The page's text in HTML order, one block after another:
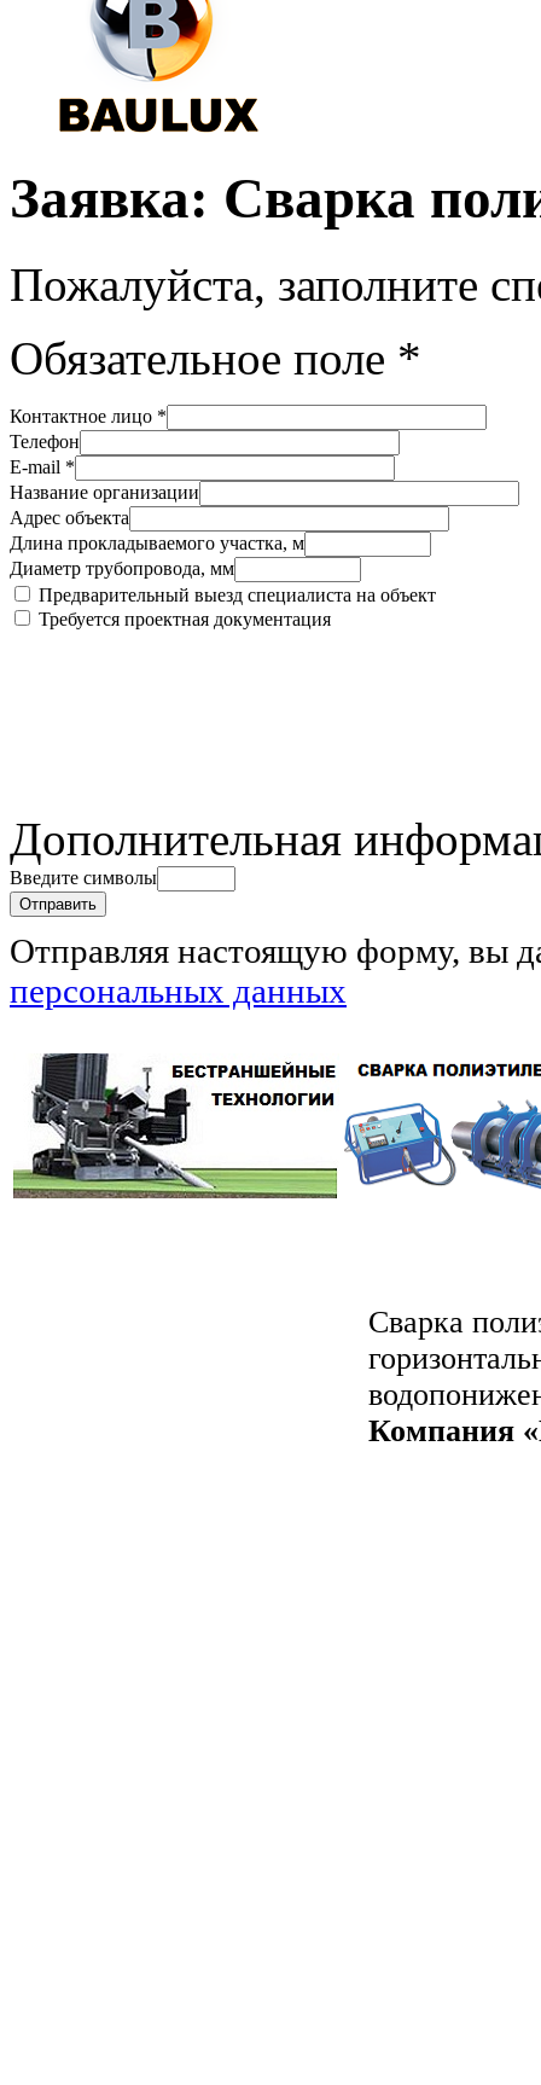
Заявка: Сварка
Пожалуйста, заполните
Обязательное поле *
Контактное лицо *
Телефон
E-mail *
Название организации
Адрес объекта
Длина прокладываемого участка, м
Диаметр трубопровода, мм
Предварительный выезд специалиста на объект
Требуется проектная документация
Дополнительная
Введите символы
Отправляя настоящую форму, вы
персональных данных
Сварка
Компания